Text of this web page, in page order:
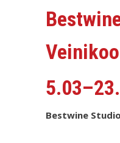
Bestwine Studio